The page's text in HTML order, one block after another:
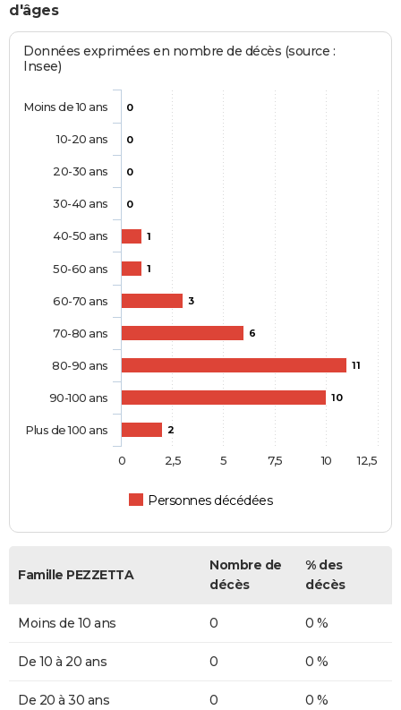
d'âges
Données exprimées en nombre de décès (source :
Insee)
0
0
0
0
1
1
3
6
11
10
2
Personnes décédées
Moins de 10 ans
10-20 ans
20-30 ans
30-40 ans
40-50 ans
50-60 ans
60-70 ans
70-80 ans
80-90 ans
90-100 ans
Plus de 100 ans
0 10
2,5 5 7,5 12,5
Famille PEZZETTA
Nombre de
décès
% des
décès
Moins de 10 ans 0 0 %
De 10 à 20 ans 0 0 %
De 20 à 30 ans 0 0 %